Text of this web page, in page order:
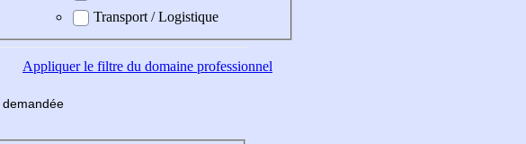
Transport / Logistique
Appliquerle filtre du domaine professionnel
demandée